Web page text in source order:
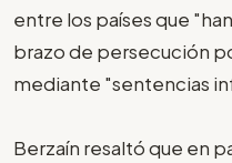
entre los países que
brazo de persecución
mediante "sentencias
Berzaín resaltó que en